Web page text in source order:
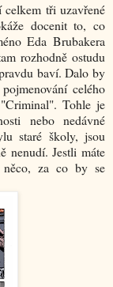
tři uzavřené
docenit to, co
Eda Brubakera
rozhodně ostudu
baví. Dalo by
celého
Tohle je
nebo nedávné
staré školy, jsou
nenudí. Jestli máte
něco, za co by se